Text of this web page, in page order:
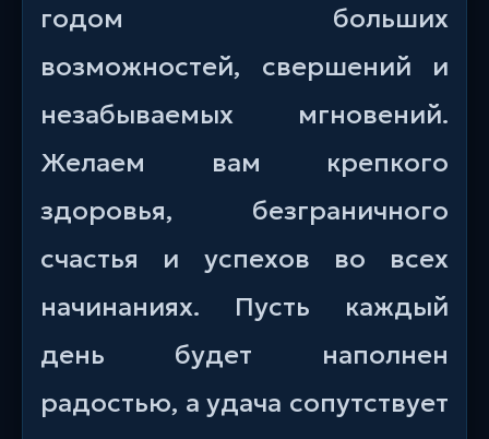
годом больших
возможностей, свершений и
незабываемых мгновений.
Желаем вам крепкого
здоровья, безграничного
счастья и успехов во всех
начинаниях. Пусть каждый
день будет наполнен
радостью, а удача сопутствует